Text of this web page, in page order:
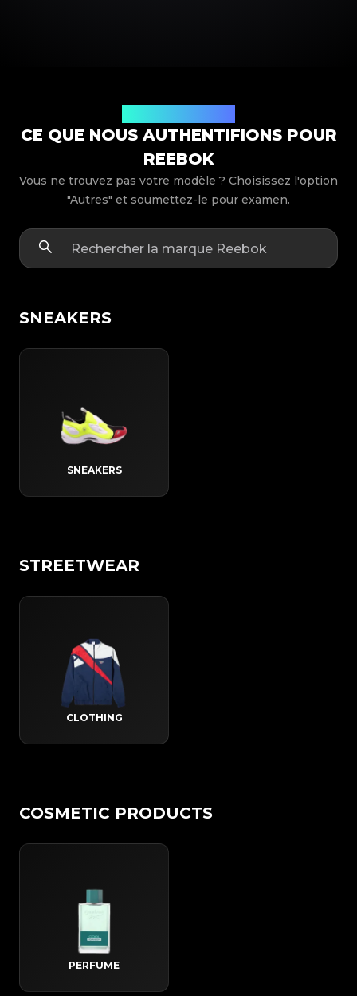
CE QUE NOUS AUTHENTIFIONS POUR
REEBOK
Vous ne trouvez pas votre modèle ? Choisissez l'option
"Autres" et soumettez-le pour examen.
SNEAKERS
SNEAKERS
STREETWEAR
CLOTHING
COSMETIC PRODUCTS
PERFUME